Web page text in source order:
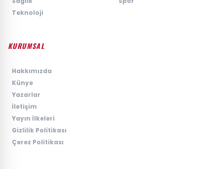
Teknoloji
KURUMSAL
Hakkımızda
Künye
Yazarlar
İletişim
Yayın İlkeleri
Gizlilik Politikası
Çerez Politikası